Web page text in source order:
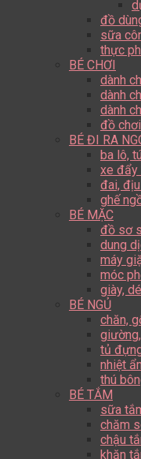
đồ
sữa
thực
BÉ CHƠI
dành
dành
dành
đồ
BÉ ĐI RA
ba lô,
xe đẩy
đai,
ghế
BÉ MẶC
đồ sơ
dung
máy
móc
giày,
BÉ NGỦ
chăn,
tủ
nhiệt
thú
BÉ TẮM
sữa
chăm
chậu
khăn